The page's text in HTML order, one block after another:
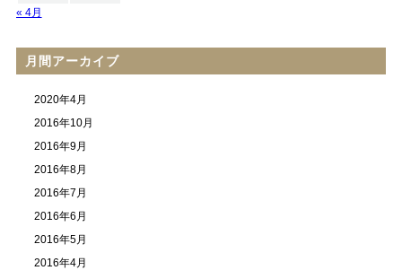
« 4月
月間アーカイブ
2020年4月
2016年10月
2016年9月
2016年8月
2016年7月
2016年6月
2016年5月
2016年4月